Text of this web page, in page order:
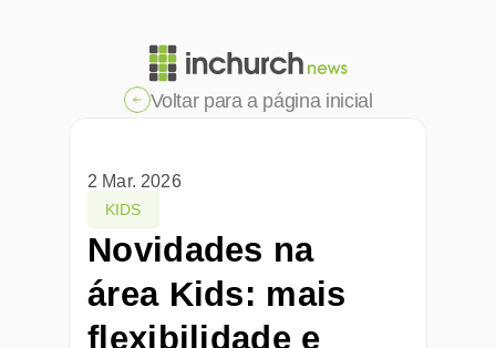
2 Mar. 2026
KIDS
Novidades na
área Kids: mais
flexibilidade e
Voltar para a página inicial